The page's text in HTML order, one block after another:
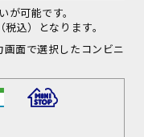
可能です。
込）となります。
面で選択したコンビニ